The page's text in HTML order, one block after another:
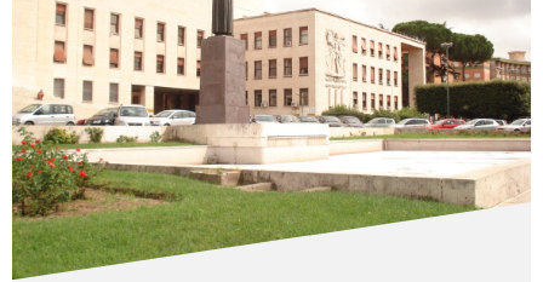
Olimpiadi
Atleti
Atleti Combattimento
Atleti Poomsae e Freestyle
Atleti Parataekwondo
Competizioni
Tesseramento